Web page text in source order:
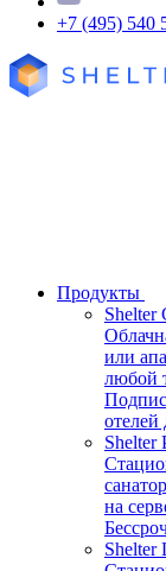
+7 (495) 540
Продукты
Shelter
или
любой
Shelter
на
Shelter